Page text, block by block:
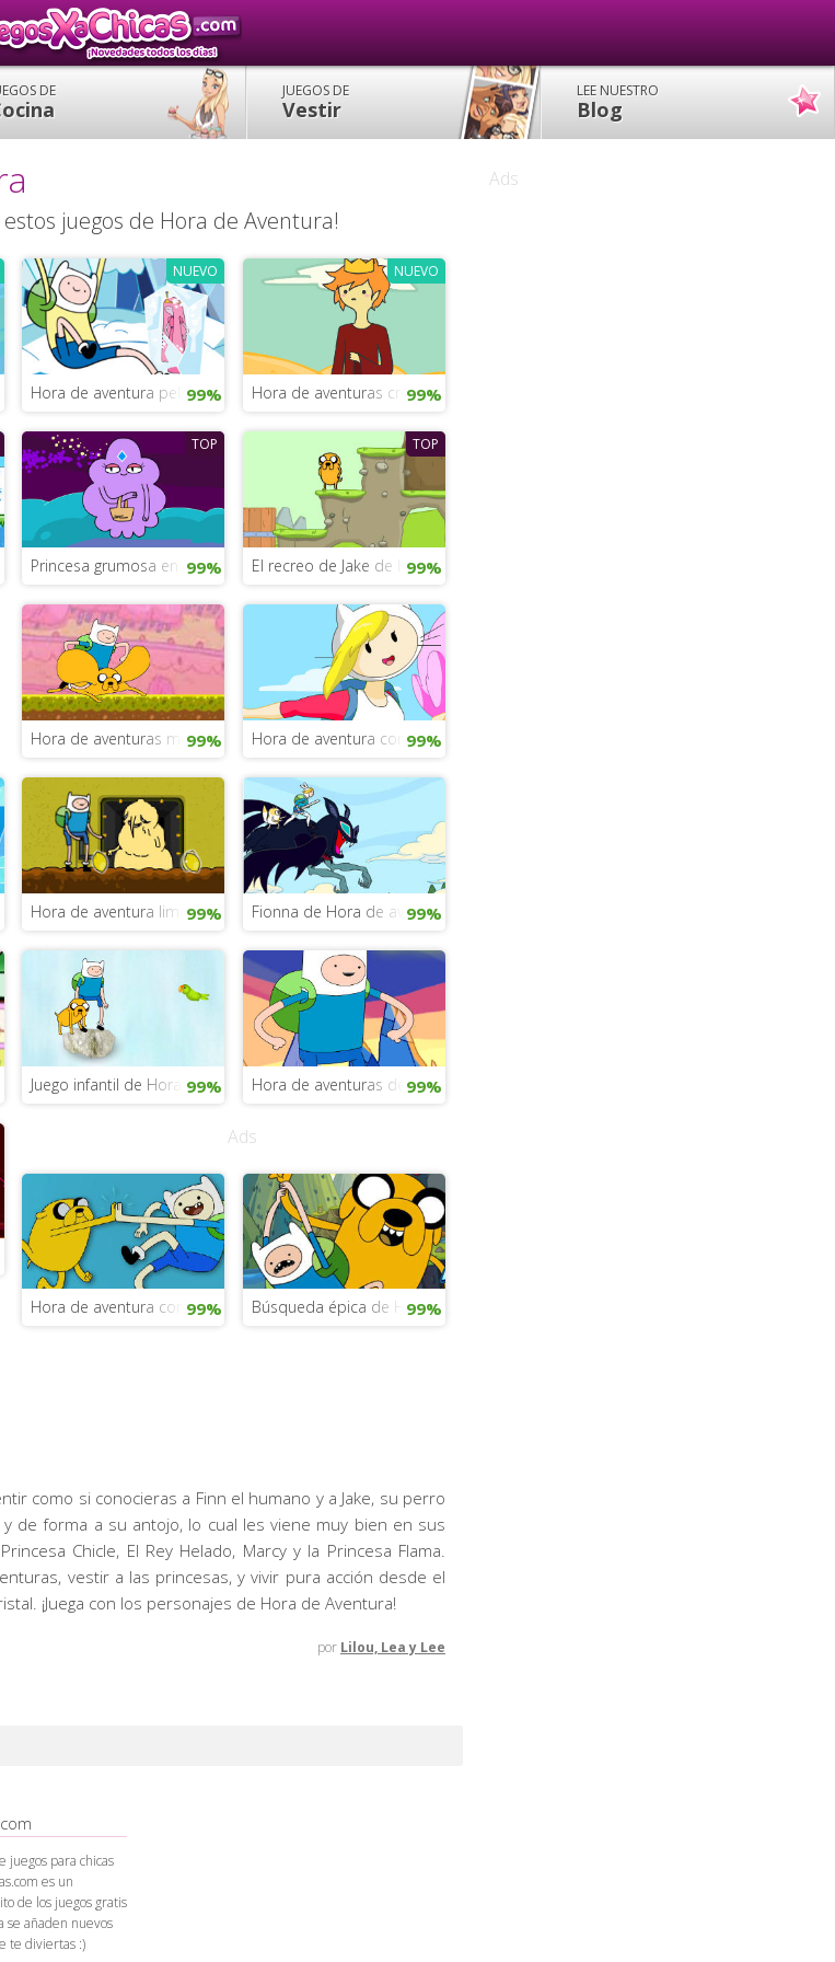
DE JUEGOS DE
Vestir
LEE NUESTRO
Blog
juegos de Hora de Aventura!
de aventura
NUEVO
Hora de aventura pela en la nieve
99%
NUEVO
Hora de aventuras creador de personajes
99%
TOP
Princesa grumosa en Hora de aventura
99%
TOP
El recreo de Jake de Hora de Aventura
99%
Hora de aventuras misión honrada 1
99% Hora de aventura con Fionna y Cake
99%
aventura
Hora de aventura limones a la fuga
99% Fionna de Hora de aventura
99%
Juego infantil de Hora de aventuras
99% Hora de aventuras de acción
99%
a las princesas
Ads
Hora de aventura con Finn y Jake
99% Búsqueda épica de Hora de aventura
99%
Ads
como si conocieras a Finn el humano y a Jake, su perro
de forma a su antojo, lo cual les viene muy bien en sus
Chicle, El Rey Helado, Marcy y la Princesa Flama.
vestir a las princesas, y vivir pura acción desde el
¡Juega con los personajes de Hora de Aventura!
por Lilou, Lea y Lee
juegos para chicas
es un
de los juegos gratis
se añaden nuevos
te diviertas :)